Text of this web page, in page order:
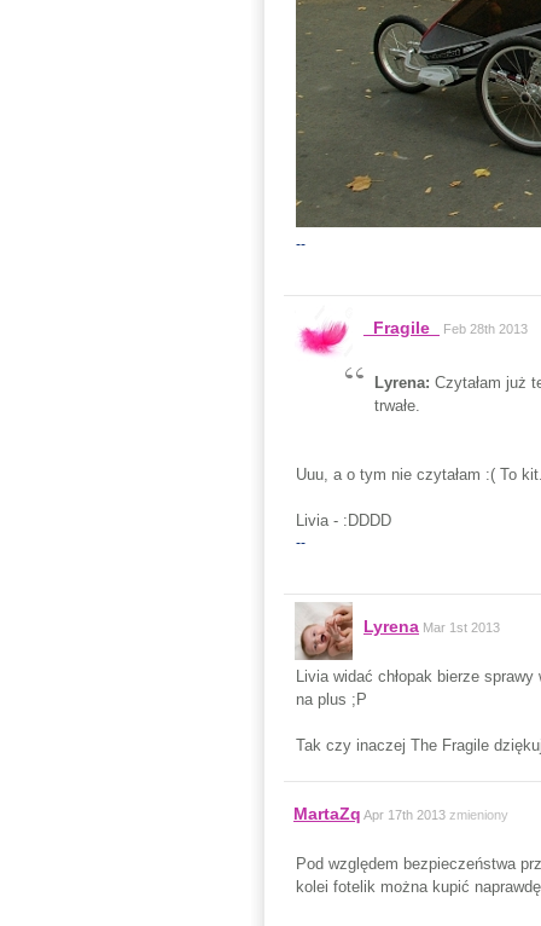
--
_Fragile_ Feb 28th 2013
Lyrena: Czytałam już
trwałe.
Uuu, a o tym nie czytałam :( To
Livia - :DDDD
--
Lyrena Mar 1st 2013
Livia widać chłopak bierze
na plus ;P
Tak czy inaczej The Fragile
MartaZq Apr 17th 2013 zmieniony
Pod względem bezpieczeństwa
kolei fotelik można kupić